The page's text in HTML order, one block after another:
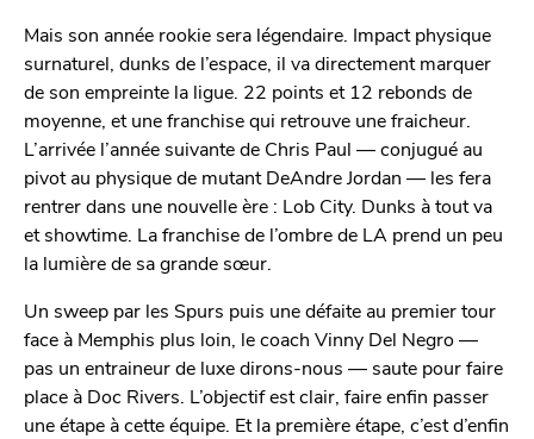
Mais son année rookie sera légendaire. Impact physique
surnaturel, dunks de l’espace, il va directement marquer
de son empreinte la ligue. 22 points et 12 rebonds de
moyenne, et une franchise qui retrouve une fraicheur.
L’arrivée l’année suivante de Chris Paul — conjugué au
pivot au physique de mutant DeAndre Jordan — les fera
rentrer dans une nouvelle ère : Lob City. Dunks à tout va
et showtime. La franchise de l’ombre de LA prend un peu
la lumière de sa grande sœur.
Un sweep par les Spurs puis une défaite au premier tour
face à Memphis plus loin, le coach Vinny Del Negro —
pas un entraineur de luxe dirons-nous — saute pour faire
place à Doc Rivers. L’objectif est clair, faire enfin passer
une étape à cette équipe. Et la première étape, c’est d’enfin